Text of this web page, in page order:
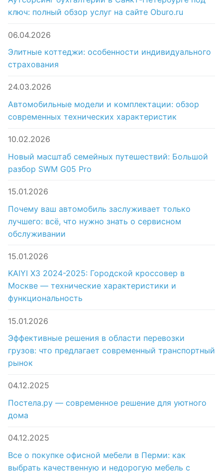
ключ: полный обзор услуг на сайте Oburo.ru
06.04.2026
Элитные коттеджи: особенности индивидуального
страхования
24.03.2026
Автомобильные модели и комплектации: обзор
современных технических характеристик
10.02.2026
Новый масштаб семейных путешествий: Большой
разбор SWM G05 Pro
15.01.2026
Почему ваш автомобиль заслуживает только
лучшего: всё, что нужно знать о сервисном
обслуживании
15.01.2026
KAIYI X3 2024-2025: Городской кроссовер в
Москве — технические характеристики и
функциональность
15.01.2026
Эффективные решения в области перевозки
грузов: что предлагает современный транспортный
рынок
04.12.2025
Постела.ру — современное решение для уютного
дома
04.12.2025
Все о покупке офисной мебели в Перми: как
выбрать качественную и недорогую мебель с